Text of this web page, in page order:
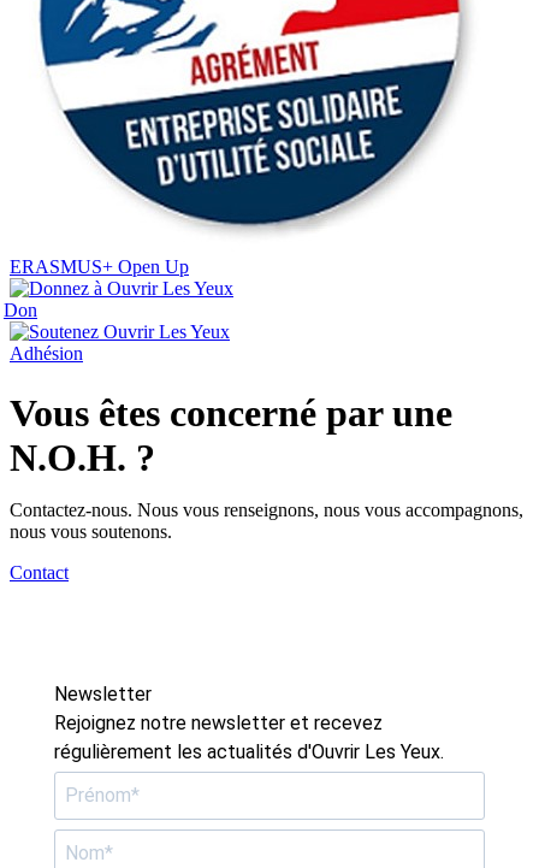
ERASMUS+ Open Up
Don
Adhésion
Vous êtes concerné par une
N.O.H. ?
Contactez-nous. Nous vous renseignons, nous vous accompagnons,
nous vous soutenons.
Contact
Newsletter
Rejoignez notre newsletter et recevez
régulièrement les actualités d'Ouvrir Les Yeux.